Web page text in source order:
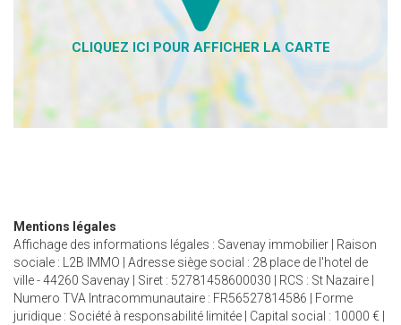
Mentions légales
Affichage des informations légales : Savenay immobilier | Raison
sociale : L2B IMMO | Adresse siège social : 28 place de l'hotel de
ville - 44260 Savenay | Siret : 52781458600030 | RCS : St Nazaire |
Numero TVA Intracommunautaire : FR56527814586 | Forme
juridique : Société à responsabilité limitée | Capital social : 10000 € |